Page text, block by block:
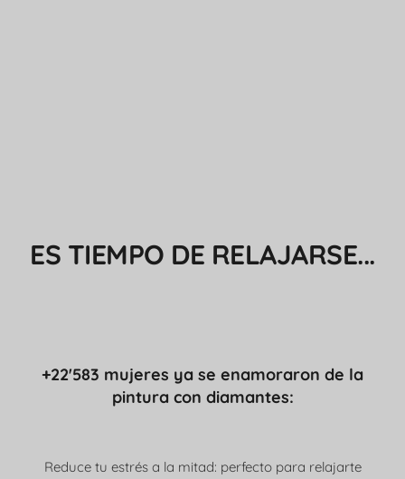
ES TIEMPO DE RELAJARSE...
+22'583 mujeres ya se enamoraron de la
pintura con diamantes:
Reduce tu estrés a la mitad: perfecto para relajarte